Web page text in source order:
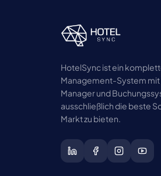
HotelSync ist ein
Management-System
Manager und
ausschließlich die beste
Markt zu bieten.